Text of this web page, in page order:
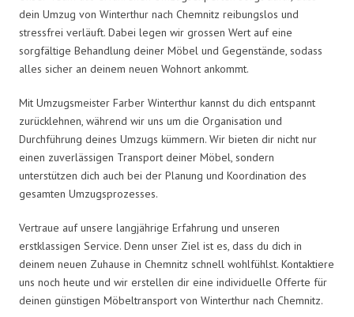
dein Umzug von Winterthur nach Chemnitz reibungslos und
stressfrei verläuft. Dabei legen wir grossen Wert auf eine
sorgfältige Behandlung deiner Möbel und Gegenstände, sodass
alles sicher an deinem neuen Wohnort ankommt.
Mit Umzugsmeister Farber Winterthur kannst du dich entspannt
zurücklehnen, während wir uns um die Organisation und
Durchführung deines Umzugs kümmern. Wir bieten dir nicht nur
einen zuverlässigen Transport deiner Möbel, sondern
unterstützen dich auch bei der Planung und Koordination des
gesamten Umzugsprozesses.
Vertraue auf unsere langjährige Erfahrung und unseren
erstklassigen Service. Denn unser Ziel ist es, dass du dich in
deinem neuen Zuhause in Chemnitz schnell wohlfühlst. Kontaktiere
uns noch heute und wir erstellen dir eine individuelle Offerte für
deinen günstigen Möbeltransport von Winterthur nach Chemnitz.